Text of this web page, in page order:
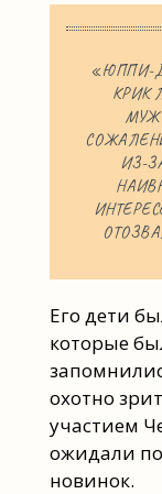
«ЮППИ-
КРИК
ИЗ-
Его дети
которые
охотно
участием
ожидали
новинок.